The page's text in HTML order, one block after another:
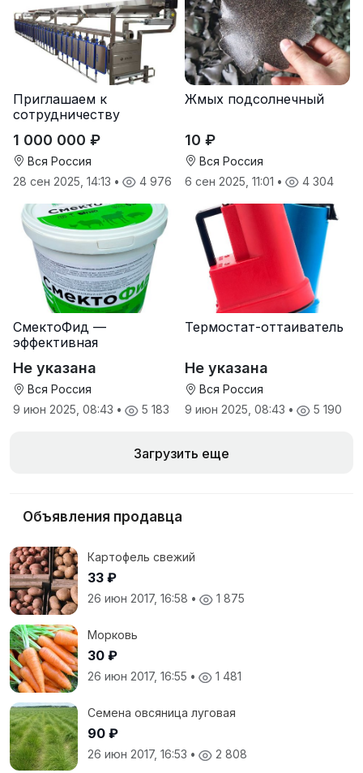
Приглашаем к
сотрудничеству
1 000 000 ₽
Вся Россия
28 сен 2025, 14:13 • 4 976
Жмых подсолнечный
10 ₽
Вся Россия
6 сен 2025, 11:01 • 4 304
СмектоФид —
эффективная
антидиарейная
кормовая добавка для
телят
Не указана
Вся Россия
9 июн 2025, 08:43 • 5 183
Термостат-оттаиватель
Не указана
Вся Россия
9 июн 2025, 08:43 • 5 190
Загрузить еще
Объявления продавца
Картофель свежий
33 ₽
26 июн 2017, 16:58 • 1 875
Морковь
30 ₽
26 июн 2017, 16:55 • 1 481
Семена овсяница луговая
90 ₽
26 июн 2017, 16:53 • 2 808